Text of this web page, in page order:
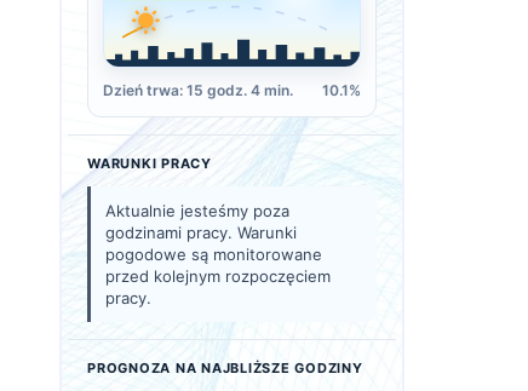
Dzień trwa: 15 godz. 4 min. 10.1%
WARUNKI PRACY
Aktualnie jesteśmy poza
godzinami pracy. Warunki
pogodowe są monitorowane
przed kolejnym rozpoczęciem
pracy.
PROGNOZA NA NAJBLIŻSZE GODZINY